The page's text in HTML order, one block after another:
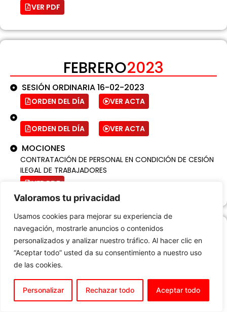
Valoramos tu privacidad
Usamos cookies para mejorar su experiencia de
navegación, mostrarle anuncios o contenidos
personalizados y analizar nuestro tráfico. Al hacer clic en
“Aceptar todo” usted da su consentimiento a nuestro uso
de las cookies.
Personalizar Rechazar todo Aceptar todo
VER PDF
FEBRERO2023
SESIÓN ORDINARIA 16-02-2023
ORDEN DEL DÍA VER ACTA
ORDEN DEL DÍA VER ACTA
MOCIONES
CONTRATACIÓN DE PERSONAL EN CONDICIÓN DE CESIÓN
ILEGAL DE TRABAJADORES
VER PDF
ENERO2023
SESIÓN ORDINARIA 27-01-2023
ORDEN DEL DÍA VER ACTA